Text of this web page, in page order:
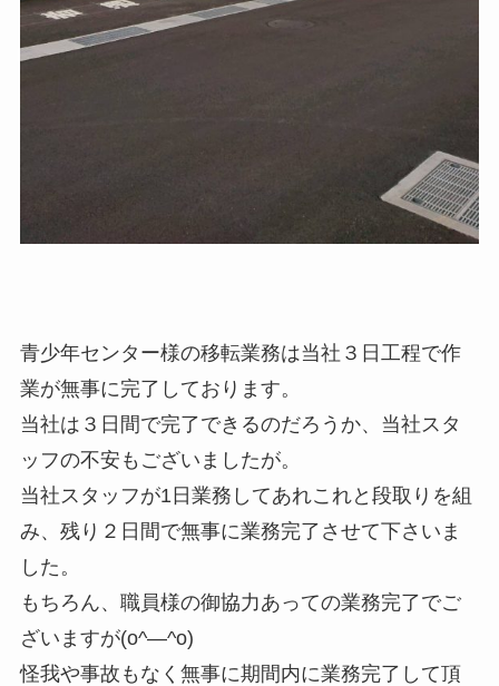
青少年センター様の移転業務は当社３日工程で作
業が無事に完了しております。
当社は３日間で完了できるのだろうか、当社スタ
ッフの不安もございましたが。
当社スタッフが1日業務してあれこれと段取りを組
み、残り２日間で無事に業務完了させて下さいま
した。
もちろん、職員様の御協力あっての業務完了でご
ざいますが(o^―^o)
怪我や事故もなく無事に期間内に業務完了して頂